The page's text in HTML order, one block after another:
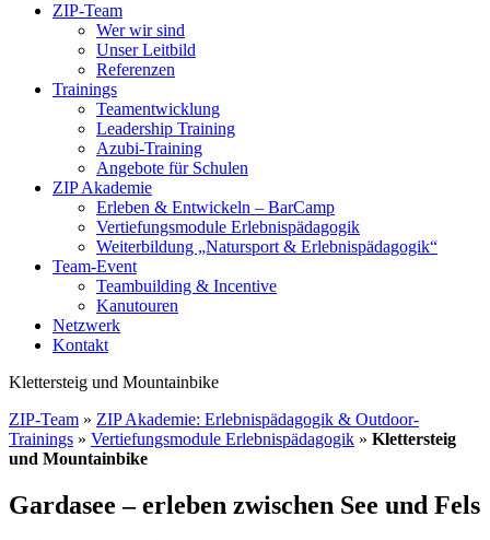
ZIP-Team
Wer wir sind
Unser Leitbild
Referenzen
Trainings
Teamentwicklung
Leadership Training
Azubi-Training
Angebote für Schulen
ZIP Akademie
Erleben & Entwickeln – BarCamp
Vertiefungsmodule Erlebnispädagogik
Weiterbildung „Natursport & Erlebnispädagogik“
Team-Event
Teambuilding & Incentive
Kanutouren
Netzwerk
Kontakt
Klettersteig und Mountainbike
ZIP-Team » ZIP Akademie: Erlebnispädagogik & Outdoor-
Trainings » Vertiefungsmodule Erlebnispädagogik » Klettersteig
und Mountainbike
Gardasee – erleben zwischen See und Fels